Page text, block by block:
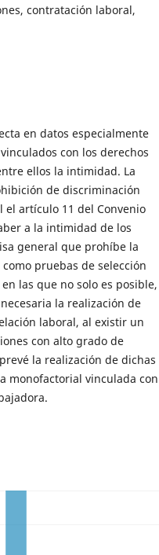
contratación laboral,
en datos especialmente
con los derechos
ellos la intimidad. La
de discriminación
el artículo 11 del Convenio
a la intimidad de los
general que prohíbe la
pruebas de selección
las que no solo es posible,
la realización de
laboral, al existir un
con alto grado de
la realización de dichas
monofactorial vinculada con